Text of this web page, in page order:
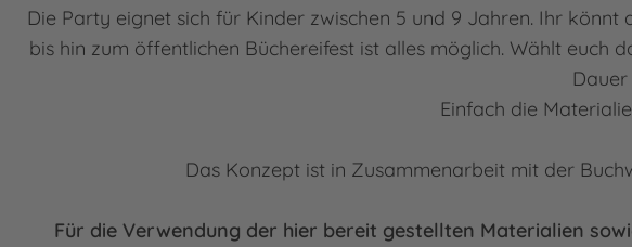
Die Party eignet sich für Kinder zwischen 5 und 9 Jahren. Ihr
bis hin zum öffentlichen Büchereifest ist alles möglich. Wählt euch
Einfach die
Das Konzept ist in Zusammenarbeit mit der
Für die Verwendung der hier bereit gestellten Materialien